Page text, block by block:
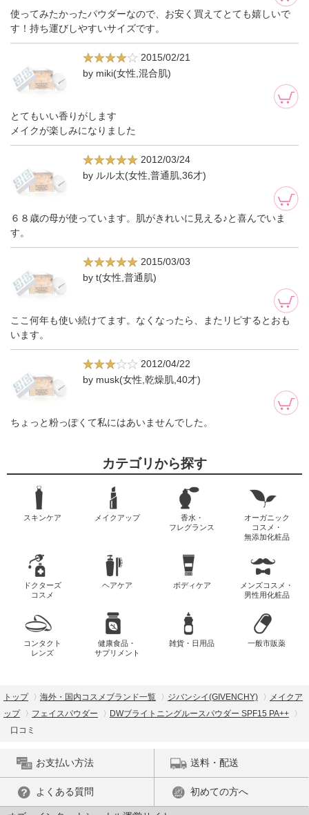
使ってみたかったパウダーなので、お安く買えてとても嬉しいで
す！持ち運びしやすいサイズです。
2015/02/21
by miki(女性,混合肌)
とてもいい香りがします
メイクが楽しみになりました
2012/03/24
by ルル太(女性,普通肌,36才)
６８歳の母が使っています。肌がきれいに見える♪と喜んでいま
す。
2015/03/03
by t(女性,普通肌)
ここ何年も使い続けてます。なくなったら、またリピするとおも
います。
2012/04/22
by musk(女性,乾燥肌,40才)
ちょっと粉っぽくて私にはあいませんでした。
カテゴリから探す
スキンケア メイクアップ
香水・
フレグランス
オーガニック
コスメ・
無添加化粧品
ドクターズ
コスメ
ヘアケア ボディケア
メンズコスメ・
男性用化粧品
コンタクト
レンズ
健康食品・
サプリメント
雑貨・日用品 一般市販薬
トップ 海外・国内コスメブランド一覧 ジバンシイ(GIVENCHY)
メイクア
ップ
フェイスパウダー
DWブライトニングルースパウダー SPF15 PA++
口コミ
お支払い方法 送料・配送
よくある質問 初めての方へ